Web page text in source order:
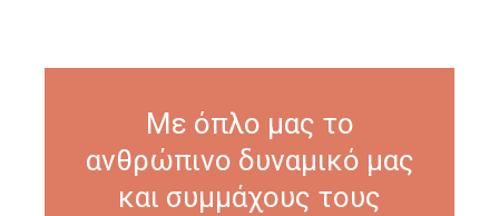
Με όπλο μας το
ανθρώπινο δυναμικό μας
και συμμάχους τους